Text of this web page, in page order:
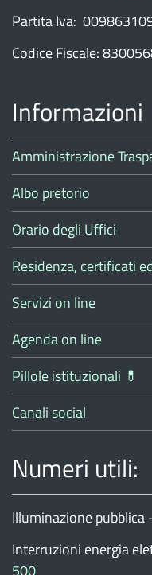
Partita Iva:
Codice Fiscale:
Informazioni
Amministrazione
Albo pretorio
Orario degli Uffici
Residenza, certificati
Servizi on line
Agenda on line
Pillole istituzionali 💊
Canali social
Numeri utili:
Illuminazione pubblica
Interruzioni energia
500